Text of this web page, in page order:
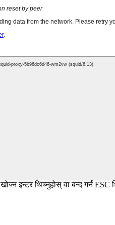
खोज्न इन्टर थिच्नुहोस् वा बन्द गर्न ESC